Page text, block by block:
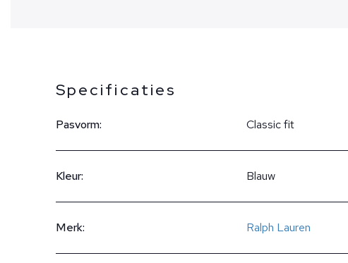
Specificaties
Pasvorm: Classic fit
Kleur: Blauw
Merk: Ralph Lauren